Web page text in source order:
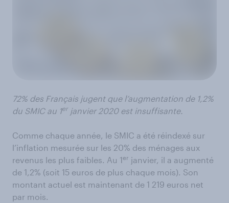
72% des Français jugent que l’augmentation de 1,2%
du SMIC au 1er janvier 2020 est insuffisante.
Comme chaque année, le SMIC a été réindexé sur
l’inflation mesurée sur les 20% des ménages aux
revenus les plus faibles. Au 1er janvier, il a augmenté
de 1,2% (soit 15 euros de plus chaque mois). Son
montant actuel est maintenant de 1 219 euros net
par mois.